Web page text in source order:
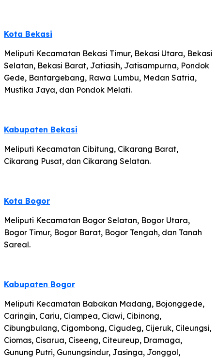
Kota Bekasi
Meliputi Kecamatan Bekasi Timur, Bekasi Utara, Bekasi
Selatan, Bekasi Barat, Jatiasih, Jatisampurna, Pondok
Gede, Bantargebang, Rawa Lumbu, Medan Satria,
Mustika Jaya, dan Pondok Melati.
Kabupaten Bekasi
Meliputi Kecamatan Cibitung, Cikarang Barat,
Cikarang Pusat, dan Cikarang Selatan.
Kota Bogor
Meliputi Kecamatan Bogor Selatan, Bogor Utara,
Bogor Timur, Bogor Barat, Bogor Tengah, dan Tanah
Sareal.
Kabupaten Bogor
Meliputi Kecamatan Babakan Madang, Bojonggede,
Caringin, Cariu, Ciampea, Ciawi, Cibinong,
Cibungbulang, Cigombong, Cigudeg, Cijeruk, Cileungsi,
Ciomas, Cisarua, Ciseeng, Citeureup, Dramaga,
Gunung Putri, Gunungsindur, Jasinga, Jonggol,